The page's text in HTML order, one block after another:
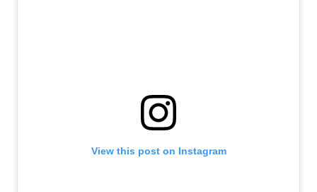
View this post on Instagram